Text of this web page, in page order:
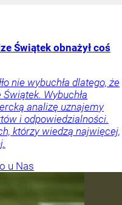
Świątek obnażył coś
nie wybuchła dlatego, że
Wybuchła
analizę uznajemy
i odpowiedzialności.
którzy wiedzą najwięcej,
u Nas